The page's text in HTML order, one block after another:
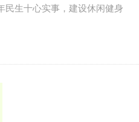
生十心实事，建设休闲健身